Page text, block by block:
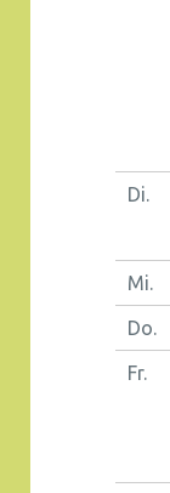
Di.
Mi.
Do.
Fr.